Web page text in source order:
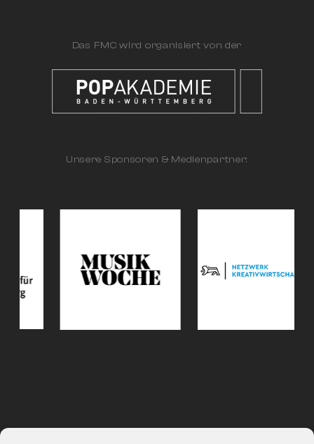
Das FMC wird organisiert von der
Unsere Sponsoren & Medienpartner: